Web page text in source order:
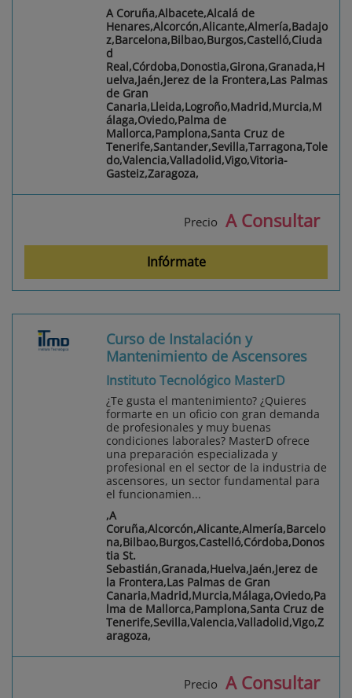
A Coruña,Albacete,Alcalá de
Henares,Alcorcón,Alicante,Almería,Badajo
z,Barcelona,Bilbao,Burgos,Castelló,Ciuda
d
Real,Córdoba,Donostia,Girona,Granada,H
uelva,Jaén,Jerez de la Frontera,Las Palmas
de Gran
Canaria,Lleida,Logroño,Madrid,Murcia,M
álaga,Oviedo,Palma de
Mallorca,Pamplona,Santa Cruz de
Tenerife,Santander,Sevilla,Tarragona,Tole
do,Valencia,Valladolid,Vigo,Vitoria-
Gasteiz,Zaragoza,
Precio A Consultar
Infórmate
Curso de Instalación y
Mantenimiento de Ascensores
Instituto Tecnológico MasterD
¿Te gusta el mantenimiento? ¿Quieres
formarte en un oficio con gran demanda
de profesionales y muy buenas
condiciones laborales? MasterD ofrece
una preparación especializada y
profesional en el sector de la industria de
ascensores, un sector fundamental para
el funcionamien...
,A
Coruña,Alcorcón,Alicante,Almería,Barcelo
na,Bilbao,Burgos,Castelló,Córdoba,Donos
tia St.
Sebastián,Granada,Huelva,Jaén,Jerez de
la Frontera,Las Palmas de Gran
Canaria,Madrid,Murcia,Málaga,Oviedo,Pa
lma de Mallorca,Pamplona,Santa Cruz de
Tenerife,Sevilla,Valencia,Valladolid,Vigo,Z
aragoza,
Precio A Consultar